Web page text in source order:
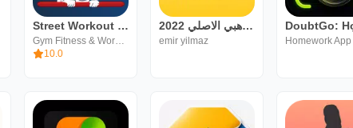
Street Workout Calisthenic
Gym Fitness & Workout
10.0
واتس الذهبي الاصلي 2022
emir yilmaz Homework App